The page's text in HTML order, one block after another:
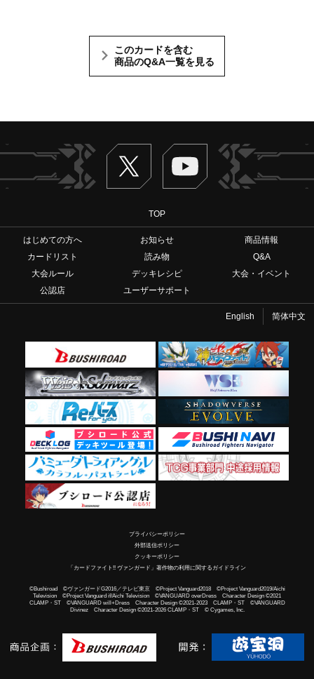
このカードを含む
商品のQ&A一覧を見る
Twitter ヴァンガードch
TOP
はじめての方へ お知らせ
商品情報
カードリスト
読み物
Q&A
大会ルール
デッキレシピ
大会・イベント
公認店
ユーザーサポート
English 简体中文
プライバシーポリシー
外部送信ポリシー
クッキーポリシー
「カードファイト!! ヴァンガード」著作物の利用に関するガイドライン
©Bushiroad ©ヴァンガードG2016／テレビ東京 ©Project Vanguard2018 ©Project Vanguard2019/Aichi
Television ©Project Vanguard if/Aichi Television ©VANGUARD overDress Character Design ©2021
CLAMP・ST ©VANGUARD will+Dress Character Design ©2021-2023 CLAMP・ST ©VANGUARD
Divinez Character Design ©2021-2026 CLAMP・ST © Cygames, Inc.